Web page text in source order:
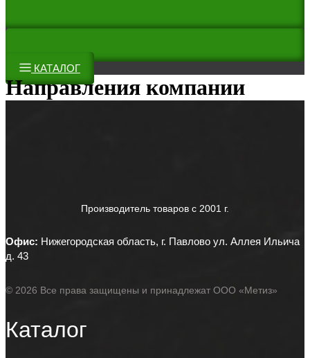
КАТАЛОГ
Направления компании
Производитель товаров c 2001 г.
Офис: Нижегородская область, г. Павлово ул. Аллея Ильича
д. 43
© 2026 Все права защищены и принадлежат ООО «Метиз»
Каталог